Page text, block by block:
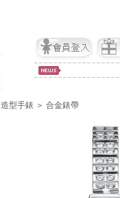
造型手錶 ＞ 合金錶帶